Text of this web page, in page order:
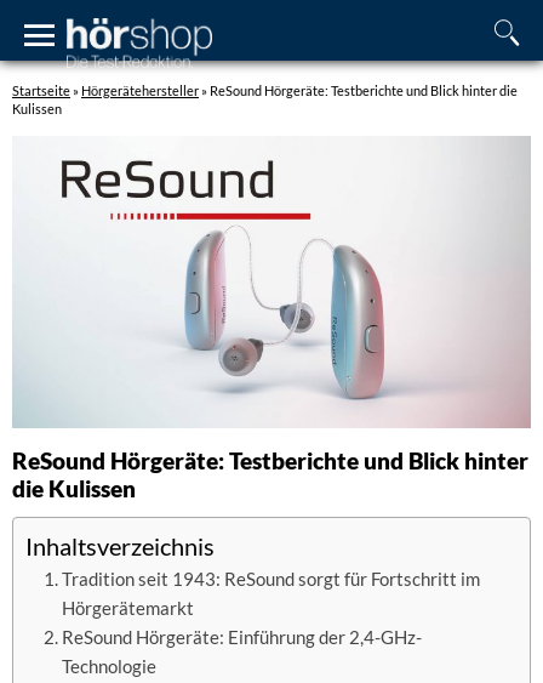
Startseite » Hörgerätehersteller » ReSound Hörgeräte: Testberichte und Blick hinter die
Kulissen
ReSound Hörgeräte: Testberichte und Blick hinter
die Kulissen
Inhaltsverzeichnis
Tradition seit 1943: ReSound sorgt für Fortschritt im
Hörgerätemarkt
ReSound Hörgeräte: Einführung der 2,4-GHz-
Technologie